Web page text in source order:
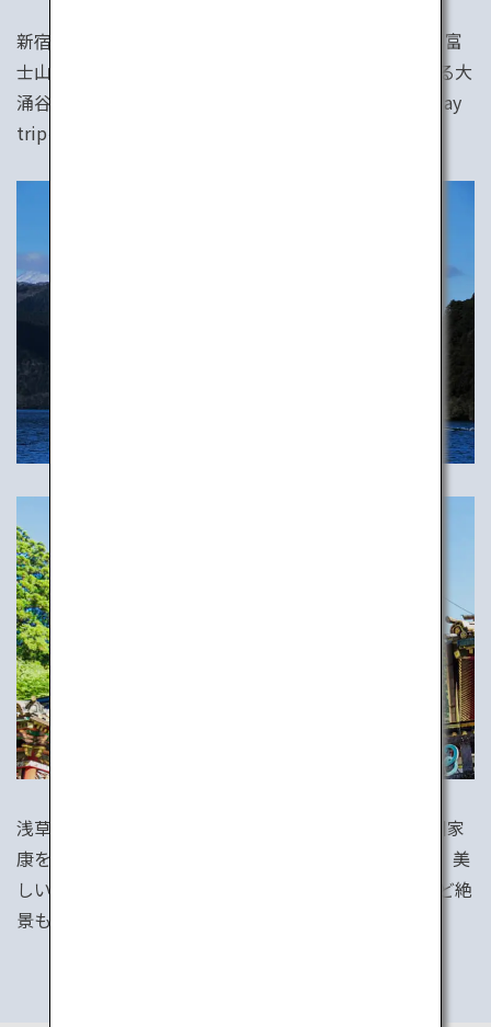
新宿から電車で1時間半。箱根は歴史ある温泉地です。富
士山を望む芦ノ湖、火山活動を間近に見ることのできる大
涌谷、たくさんの魅力的な美術館。パーフェクトな1 day
tripを。
浅草から電車で約2時間。歴史と温泉の地、日光。徳川家
康を祀る豪華絢爛な神社、東照宮は世界文化遺産です。美
しい湖、ハイキングに最適な広大な湿原、荘厳な滝など絶
景も見逃せません。